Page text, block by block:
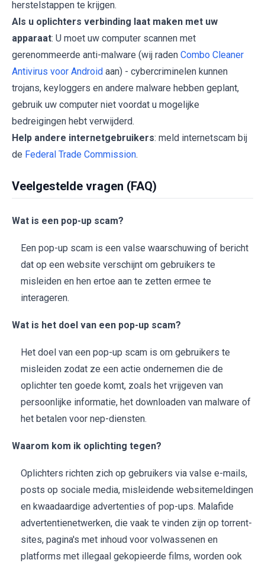
herstelstappen te krijgen.
Als u oplichters verbinding laat maken met uw
apparaat: U moet uw computer scannen met
gerenommeerde anti-malware (wij raden Combo Cleaner
Antivirus voor Android aan) - cybercriminelen kunnen
trojans, keyloggers en andere malware hebben geplant,
gebruik uw computer niet voordat u mogelijke
bedreigingen hebt verwijderd.
Help andere internetgebruikers: meld internetscam bij
de Federal Trade Commission.
Veelgestelde vragen (FAQ)
Wat is een pop-up scam?
Een pop-up scam is een valse waarschuwing of bericht
dat op een website verschijnt om gebruikers te
misleiden en hen ertoe aan te zetten ermee te
interageren.
Wat is het doel van een pop-up scam?
Het doel van een pop-up scam is om gebruikers te
misleiden zodat ze een actie ondernemen die de
oplichter ten goede komt, zoals het vrijgeven van
persoonlijke informatie, het downloaden van malware of
het betalen voor nep-diensten.
Waarom kom ik oplichting tegen?
Oplichters richten zich op gebruikers via valse e-mails,
posts op sociale media, misleidende websitemeldingen
en kwaadaardige advertenties of pop-ups. Malafide
advertentienetwerken, die vaak te vinden zijn op torrent-
sites, pagina's met inhoud voor volwassenen en
platforms met illegaal gekopieerde films, worden ook